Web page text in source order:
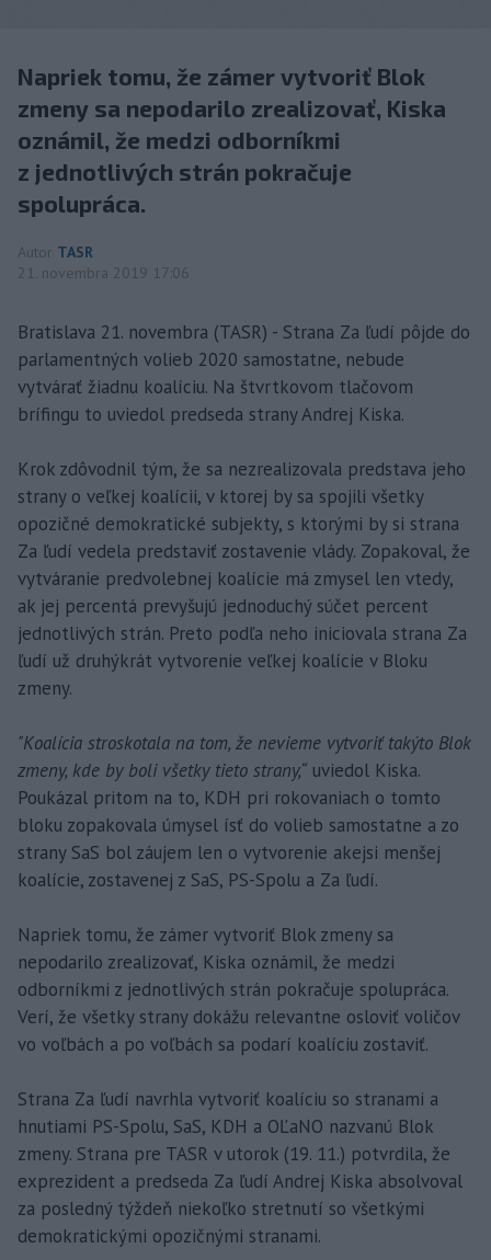
Napriek tomu, že zámer vytvoriť Blok
zmeny sa nepodarilo zrealizovať, Kiska
oznámil, že medzi odborníkmi
z jednotlivých strán pokračuje
spolupráca.
Autor TASR
21. novembra 2019 17:06
Bratislava 21. novembra (TASR) - Strana Za ľudí pôjde do
parlamentných volieb 2020 samostatne, nebude
vytvárať žiadnu koalíciu. Na štvrtkovom tlačovom
brífingu to uviedol predseda strany Andrej Kiska.
Krok zdôvodnil tým, že sa nezrealizovala predstava jeho
strany o veľkej koalícii, v ktorej by sa spojili všetky
opozičné demokratické subjekty, s ktorými by si strana
Za ľudí vedela predstaviť zostavenie vlády. Zopakoval, že
vytváranie predvolebnej koalície má zmysel len vtedy,
ak jej percentá prevyšujú jednoduchý súčet percent
jednotlivých strán. Preto podľa neho iniciovala strana Za
ľudí už druhýkrát vytvorenie veľkej koalície v Bloku
zmeny.
"Koalícia stroskotala na tom, že nevieme vytvoriť takýto Blok
zmeny, kde by boli všetky tieto strany,“ uviedol Kiska.
Poukázal pritom na to, KDH pri rokovaniach o tomto
bloku zopakovala úmysel ísť do volieb samostatne a zo
strany SaS bol záujem len o vytvorenie akejsi menšej
koalície, zostavenej z SaS, PS-Spolu a Za ľudí.
Napriek tomu, že zámer vytvoriť Blok zmeny sa
nepodarilo zrealizovať, Kiska oznámil, že medzi
odborníkmi z jednotlivých strán pokračuje spolupráca.
Verí, že všetky strany dokážu relevantne osloviť voličov
vo voľbách a po voľbách sa podarí koalíciu zostaviť.
Strana Za ľudí navrhla vytvoriť koalíciu so stranami a
hnutiami PS-Spolu, SaS, KDH a OĽaNO nazvanú Blok
zmeny. Strana pre TASR v utorok (19. 11.) potvrdila, že
exprezident a predseda Za ľudí Andrej Kiska absolvoval
za posledný týždeň niekoľko stretnutí so všetkými
demokratickými opozičnými stranami.